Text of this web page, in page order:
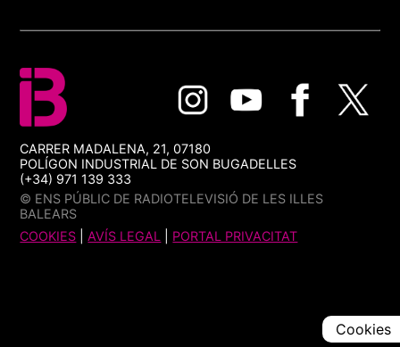
CARRER MADALENA, 21, 07180
POLÍGON INDUSTRIAL DE SON BUGADELLES
(+34) 971 139 333
© ENS PÚBLIC DE RADIOTELEVISIÓ DE LES ILLES
BALEARS
COOKIES |AVÍS LEGAL PORTAL PRIVACITAT
Cookies